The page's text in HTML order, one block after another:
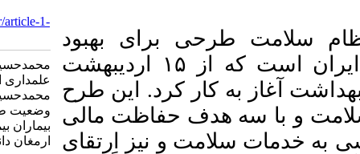
بهبود
۱۵ اردیبهشت
کرد. این طرح
حفاظت مالی
نیز ارتقای
URL:http://armaghanj.yums.ac.ir/article-1-
3590-fa.html
محمدحسینی سیما، اسکندری معصومه،
علمداری احمد، پیشادست سید رضا،
محمدحسینی سروک راضیه. بررسی
وضعیت طرح نظام سلامت از دیدگاه
بیماران بیمارستان‌های شهر یاسوج.
ارمغان دانش. ۱۴۰۳; ۲۹ (۲) :۲۴۵-۲۶۱